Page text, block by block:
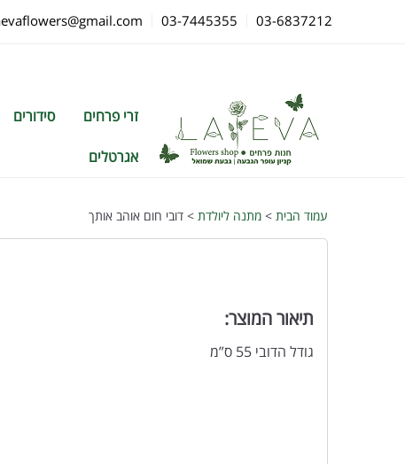
03-6837212
03-7445355
זרי פרחים סידורים
אגרטלים
עמוד הבית > מתנה ליולדת > דובי חום אוהב אותך
תיאור המוצר:
גודל הדובי 55 ס”מ